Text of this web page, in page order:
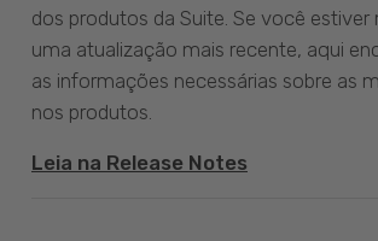
dos produtos da Suite. Se você estiver
uma atualização mais recente, aqui
as informações necessárias sobre as
nos produtos.
Leia na Release Notes